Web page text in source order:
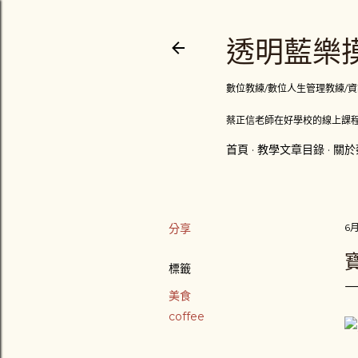
透明藍樂
數位教練/數位人生管理教練/
蔡正信老師在好學校的線上課
首頁 教學文章目錄 關
分享
標籤
美食
coffee
6